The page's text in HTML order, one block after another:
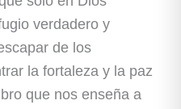
verdadero y
de los
la fortaleza y la paz
que nos enseña a